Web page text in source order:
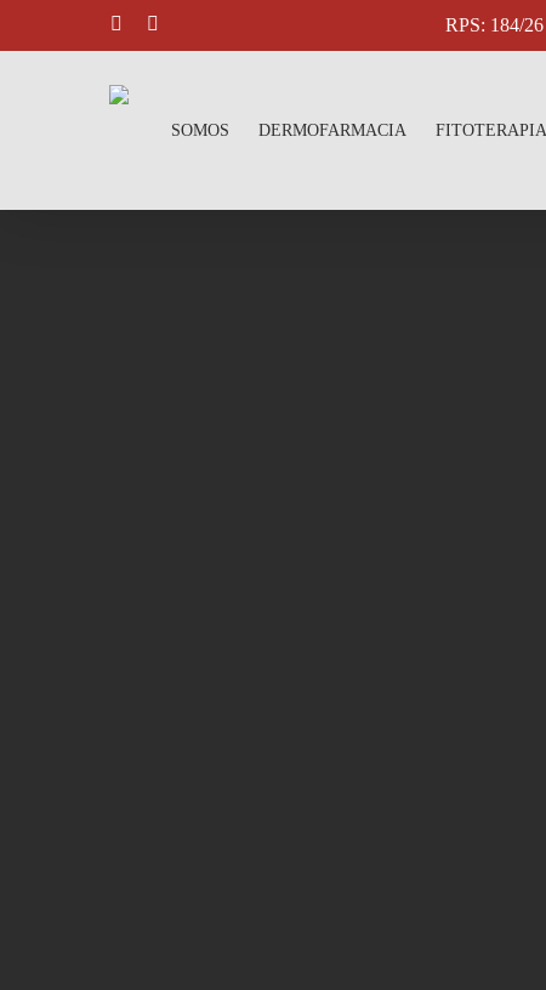
to
RPS: 184/
SOMOS DERMOFARMACIA FITOTERAPIA